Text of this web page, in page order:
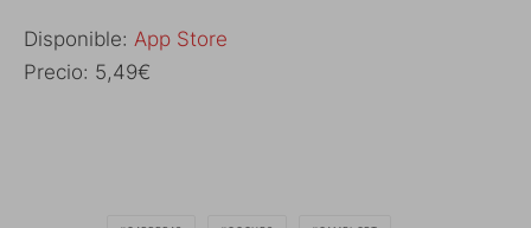
Disponible: App Store
Precio: 5,49€